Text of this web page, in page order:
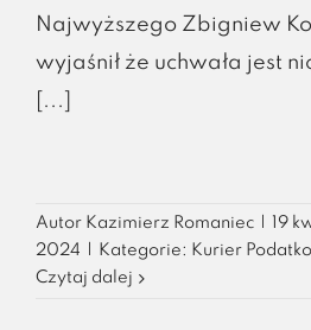
Najwyższego Zbigniew
wyjaśnił że uchwała jest
[...]
Autor Kazimierz Romaniec
19
2024
Kategorie: Kurier
Czytaj dalej